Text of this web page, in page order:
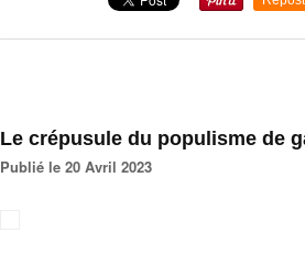
Le crépusule du populisme de
Publié le 20 Avril 2023